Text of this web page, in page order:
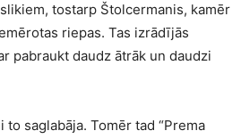
tostarp Štolcermanis, kamēr
riepas. Tas izrādījās
pabraukt daudz ātrāk un daudzi
saglabāja. Tomēr tad “Prema